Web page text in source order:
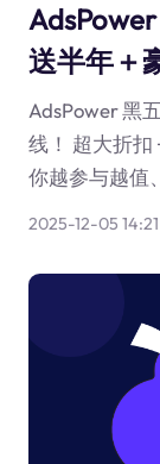
送半年＋
AdsPower 黑
线！ 超大折扣
你越参与越值
2025-12-05 14:21